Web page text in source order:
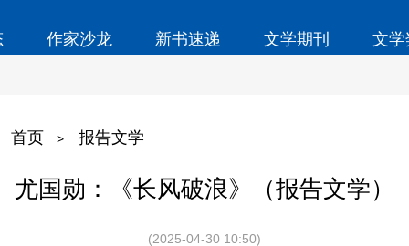
作家沙龙 新书速递 文学期刊 文
首页 > 报告文学
尤国勋：《长风破浪》（报告文学）
(2025-04-30 10:50)